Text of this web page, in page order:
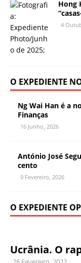
Hong
4
O EXPEDIENTE
Ng Wai Han é a
Finanças
16 Junho, 2026
António José
cento
9 Fevereiro, 2026
O EXPEDIENTE
Ucrânia. O